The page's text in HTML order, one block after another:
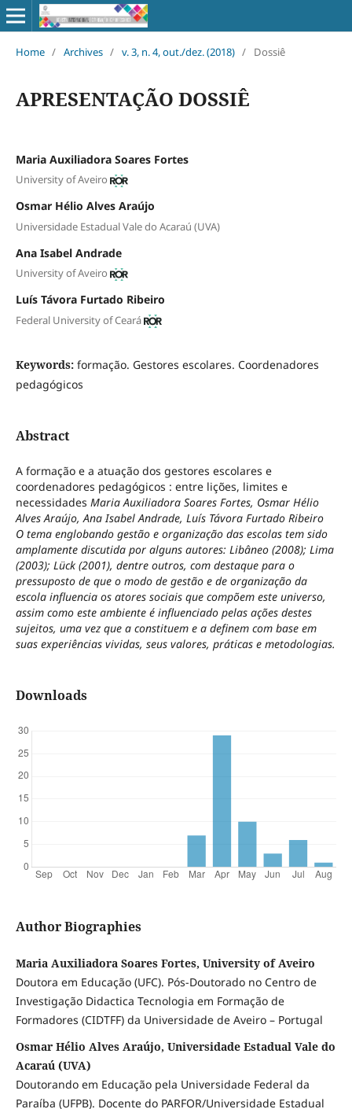
Home / Archives / v. 3, n. 4, out./dez. (2018) / Dossiê
APRESENTAÇÃO DOSSIÊ
Maria Auxiliadora Soares Fortes
University of Aveiro
Osmar Hélio Alves Araújo
Universidade Estadual Vale do Acaraú (UVA)
Ana Isabel Andrade
University of Aveiro
Luís Távora Furtado Ribeiro
Federal University of Ceará
Keywords: formação. Gestores escolares. Coordenadores
pedagógicos
Abstract
A formação e a atuação dos gestores escolares e
coordenadores pedagógicos : entre lições, limites e
necessidades Maria Auxiliadora Soares Fortes, Osmar Hélio
Alves Araújo, Ana Isabel Andrade, Luís Távora Furtado Ribeiro
O tema englobando gestão e organização das escolas tem sido
amplamente discutida por alguns autores: Libâneo (2008); Lima
(2003); Lück (2001), dentre outros, com destaque para o
pressuposto de que o modo de gestão e de organização da
escola influencia os atores sociais que compõem este universo,
assim como este ambiente é influenciado pelas ações destes
sujeitos, uma vez que a constituem e a definem com base em
suas experiências vividas, seus valores, práticas e metodologias.
Downloads
Author Biographies
Maria Auxiliadora Soares Fortes, University of Aveiro
Doutora em Educação (UFC). Pós-Doutorado no Centro de
Investigação Didactica Tecnologia em Formação de
Formadores (CIDTFF) da Universidade de Aveiro – Portugal
Osmar Hélio Alves Araújo, Universidade Estadual Vale do
Acaraú (UVA)
Doutorando em Educação pela Universidade Federal da
Paraíba (UFPB). Docente do PARFOR/Universidade Estadual